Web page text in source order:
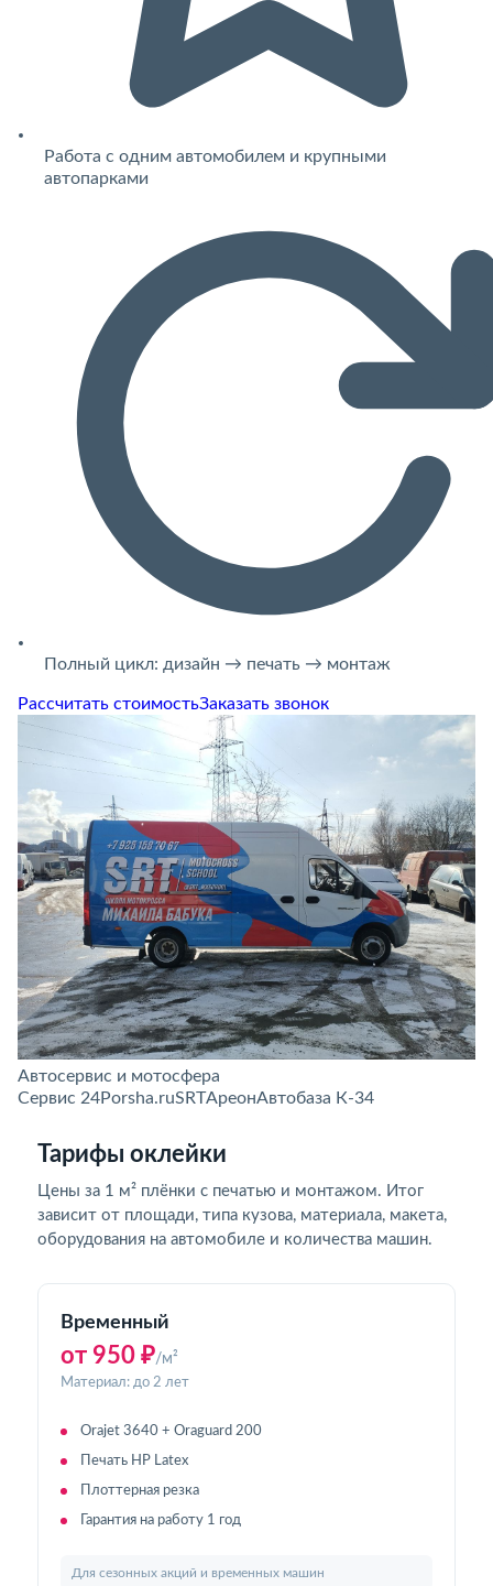
Работа с одним автомобилем и крупными
автопарками
Полный цикл: дизайн → печать → монтаж
Рассчитать стоимостьЗаказать звонок
Автосервис и мотосфера
Сервис 24Porsha.ruSRTАреонАвтобаза К-34
Тарифы оклейки
Цены за 1 м² плёнки с печатью и монтажом. Итог
зависит от площади, типа кузова, материала, макета,
оборудования на автомобиле и количества машин.
Временный
от 950 ₽/м²
Материал: до 2 лет
Orajet 3640 + Oraguard 200
Печать HP Latex
Плоттерная резка
Гарантия на работу 1 год
Для сезонных акций и временных машин